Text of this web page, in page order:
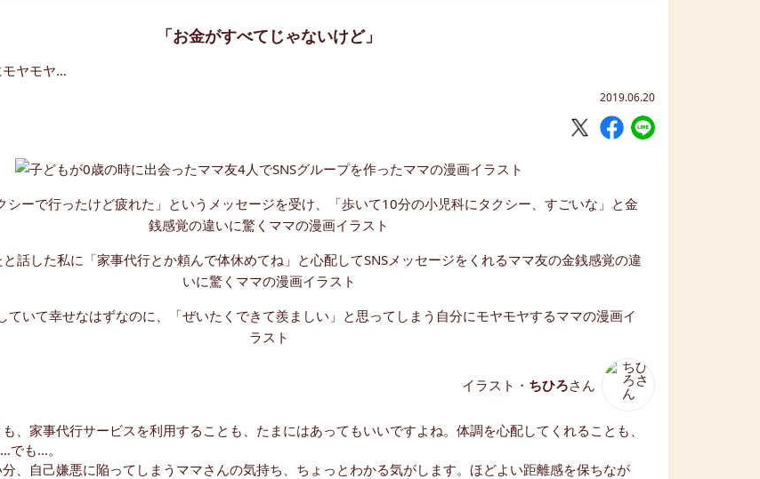
「お金がすべてじゃないけど」
モヤモヤ…
2019.06.20
イラスト・ ちひろさん
、家事代行サービスを利用することも、たまにはあってもいいですよね。体調を心配してくれることも、
でも…。
、自己嫌悪に陥ってしまうママさんの気持ち、ちょっとわかる気がします。ほどよい距離感を保ちなが